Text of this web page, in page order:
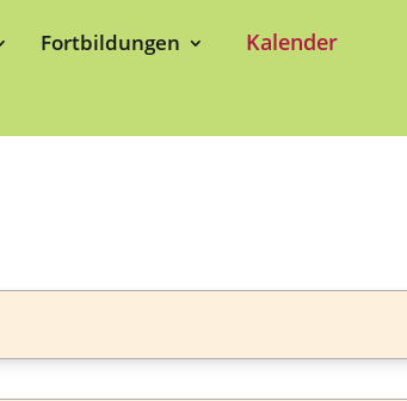
Fortbildungen Kalender